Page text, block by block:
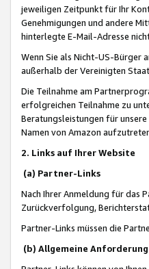
jeweiligen Zeitpunkt für Ihr
Genehmigungen und andere
hinterlegte E-Mail-Adresse
Wenn Sie als Nicht-US-Bürger
außerhalb der Vereinigten
Die Teilnahme am
erfolgreichen Teilnahme zu
Beratungsleistungen für
Namen von Amazon
2. Links auf Ihrer Website
(a) Partner-Links
Nach Ihrer Anmeldung für das
Zurückverfolgung,
Partner-Links müssen die
(b) Allgemeine